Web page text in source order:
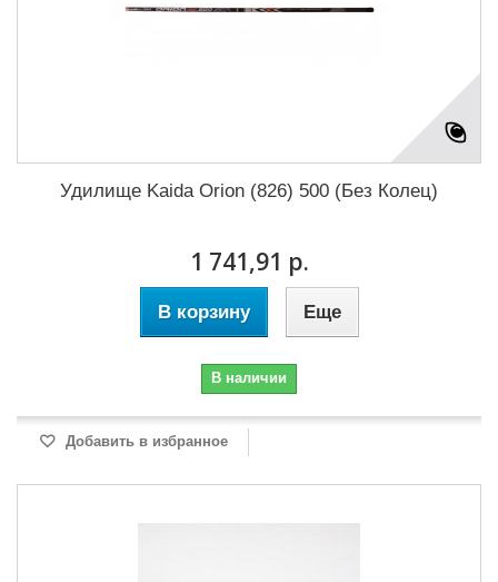
Удилище Kaida Orion (826) 500 (Без Колец)
1 741,91 р.
В корзину Еще
В наличии
Добавить в избранное